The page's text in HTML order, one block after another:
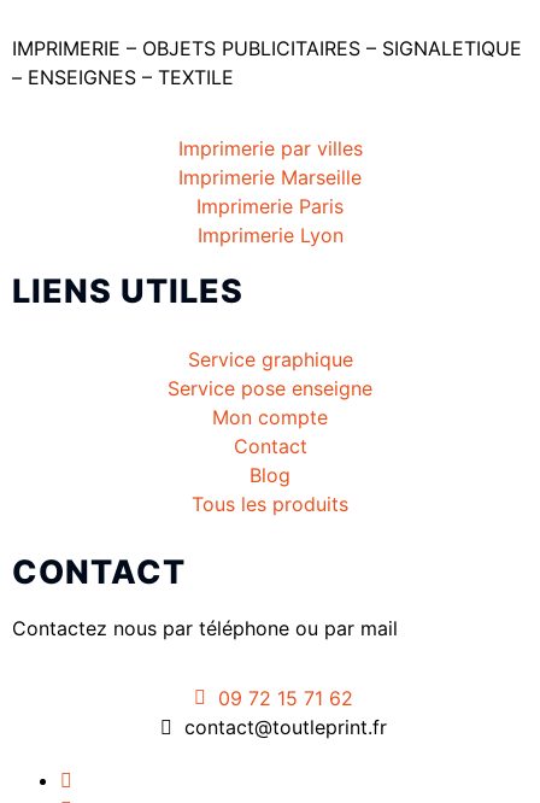
IMPRIMERIE – OBJETS PUBLICITAIRES – SIGNALETIQUE
– ENSEIGNES – TEXTILE
Imprimerie par villes
Imprimerie Marseille
Imprimerie Paris
Imprimerie Lyon
LIENS UTILES
Service graphique
Service pose enseigne
Mon compte
Contact
Blog
Tous les produits
CONTACT
Contactez nous par téléphone ou par mail
09 72 15 71 62
contact@toutleprint.fr